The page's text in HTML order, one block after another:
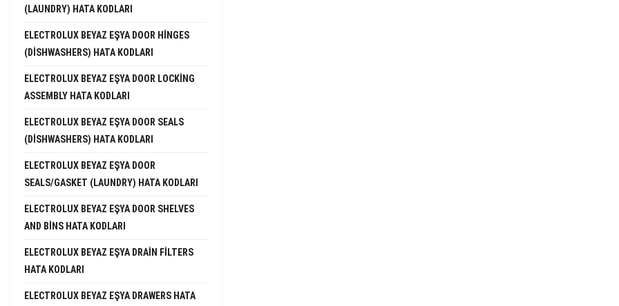
(LAUNDRY) HATA KODLARI
ELECTROLUX BEYAZ EŞYA DOOR HINGES
(DISHWASHERS) HATA KODLARI
ELECTROLUX BEYAZ EŞYA DOOR LOCKING
ASSEMBLY HATA KODLARI
ELECTROLUX BEYAZ EŞYA DOOR SEALS
(DISHWASHERS) HATA KODLARI
ELECTROLUX BEYAZ EŞYA DOOR
SEALS/GASKET (LAUNDRY) HATA KODLARI
ELECTROLUX BEYAZ EŞYA DOOR SHELVES
AND BINS HATA KODLARI
ELECTROLUX BEYAZ EŞYA DRAIN FILTERS
HATA KODLARI
ELECTROLUX BEYAZ EŞYA DRAWERS HATA